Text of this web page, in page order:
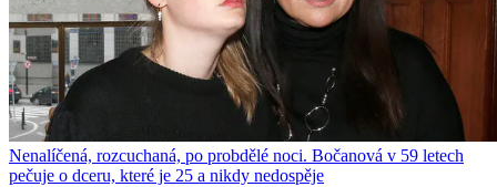
Nenalíčená, rozcuchaná, po probdělé noci. Bočanová v 59 letech
pečuje o dceru, které je 25 a nikdy nedospěje